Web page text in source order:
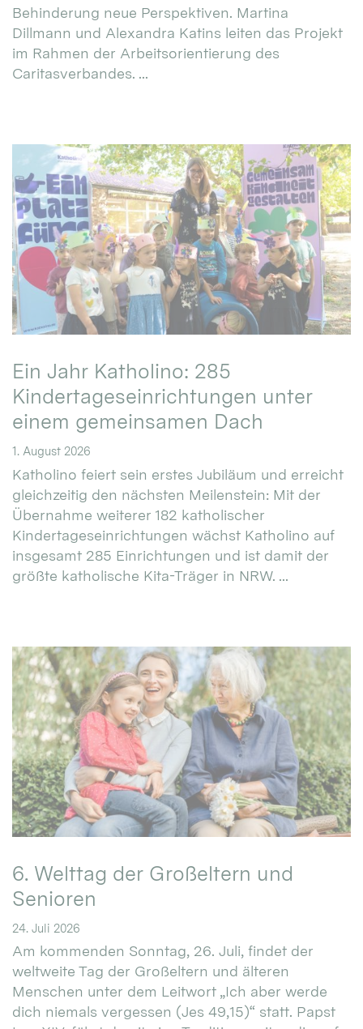
Behinderung neue Perspektiven. Martina
Dillmann und Alexandra Katins leiten das Projekt
im Rahmen der Arbeitsorientierung des
Caritasverbandes. ...
Ein Jahr Katholino: 285
Kindertageseinrichtungen unter
einem gemeinsamen Dach
1. August 2026
Katholino feiert sein erstes Jubiläum und erreicht
gleichzeitig den nächsten Meilenstein: Mit der
Übernahme weiterer 182 katholischer
Kindertageseinrichtungen wächst Katholino auf
insgesamt 285 Einrichtungen und ist damit der
größte katholische Kita-Träger in NRW. ...
6. Welttag der Großeltern und
Senioren
24. Juli 2026
Am kommenden Sonntag, 26. Juli, findet der
weltweite Tag der Großeltern und älteren
Menschen unter dem Leitwort „Ich aber werde
dich niemals vergessen (Jes 49,15)“ statt. Papst